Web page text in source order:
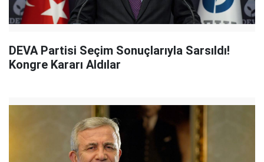
DEVA Partisi Seçim Sonuçlarıyla Sarsıldı!
Kongre Kararı Aldılar